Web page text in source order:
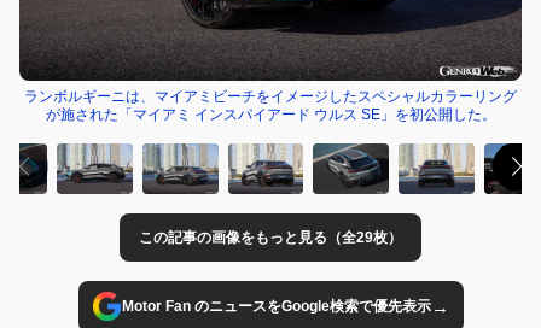
ランボルギーニは、マイアミビーチをイメージしたスペシャルカラーリング
が施された「マイアミ インスパイアード ウルス SE」を初公開した。
この記事の画像をもっと見る（全29枚）
Motor Fan のニュースをGoogle検索で優先表示→